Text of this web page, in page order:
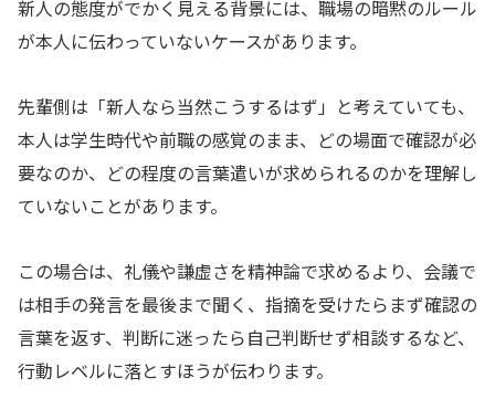
新人の態度がでかく見える背景には、職場の暗黙のルール
が本人に伝わっていないケースがあります。
先輩側は「新人なら当然こうするはず」と考えていても、
本人は学生時代や前職の感覚のまま、どの場面で確認が必
要なのか、どの程度の言葉遣いが求められるのかを理解し
ていないことがあります。
この場合は、礼儀や謙虚さを精神論で求めるより、会議で
は相手の発言を最後まで聞く、指摘を受けたらまず確認の
言葉を返す、判断に迷ったら自己判断せず相談するなど、
行動レベルに落とすほうが伝わります。